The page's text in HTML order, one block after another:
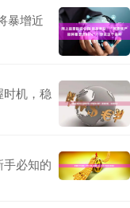
暴增近
机，稳
必知的